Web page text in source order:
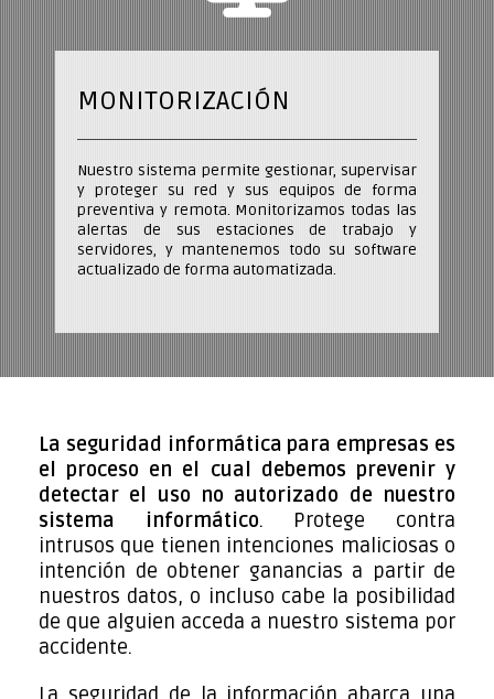
MONITORIZACIÓN
Nuestro sistema permite gestionar, supervisar
y proteger su red y sus equipos de forma
preventiva y remota. Monitorizamos todas las
alertas de sus estaciones de trabajo y
servidores, y mantenemos todo su software
actualizado de forma automatizada.
La seguridad informática para empresas es
el proceso en el cual debemos prevenir y
detectar el uso no autorizado de nuestro
sistema informático. Protege contra
intrusos que tienen intenciones maliciosas o
intención de obtener ganancias a partir de
nuestros datos, o incluso cabe la posibilidad
de que alguien acceda a nuestro sistema por
accidente.